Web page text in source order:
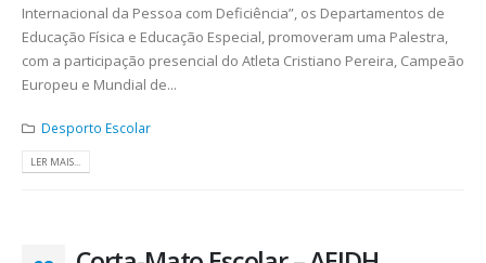
Internacional da Pessoa com Deficiência”, os Departamentos de
Educação Física e Educação Especial, promoveram uma Palestra,
com a participação presencial do Atleta Cristiano Pereira, Campeão
Europeu e Mundial de...
Desporto Escolar
LER MAIS...